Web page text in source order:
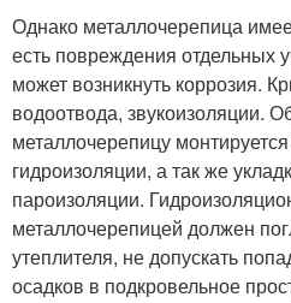
Однако металлочерепица
есть повреждения отдельных
может возникнуть коррозия.
водоотвода, звукоизоляции.
металлочерепицу
гидроизоляции, а так же
пароизоляции.
металлочерепицей должен
утеплителя, не допускать
осадков в подкровельное